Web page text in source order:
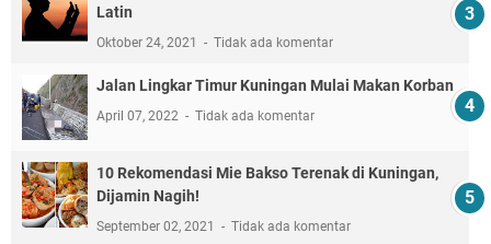
Latin
Oktober 24, 2021 Tidak ada komentar
Jalan Lingkar Timur Kuningan Mulai Makan Korban
April 07, 2022 Tidak ada komentar
10 Rekomendasi Mie Bakso Terenak di Kuningan,
Dijamin Nagih!
September 02, 2021 Tidak ada komentar